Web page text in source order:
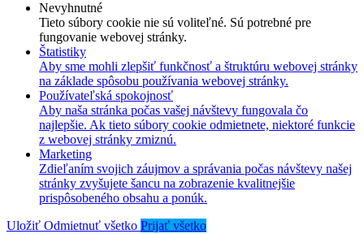
Nevyhnutné
Tieto súbory cookie nie sú voliteľné. Sú potrebné pre
fungovanie webovej stránky.
Štatistiky
Aby sme mohli zlepšiť funkčnosť a štruktúru webovej stránky
na základe spôsobu používania webovej stránky.
Používateľská spokojnosť
Aby naša stránka počas vašej návštevy fungovala čo
najlepšie. Ak tieto súbory cookie odmietnete, niektoré funkcie
z webovej stránky zmiznú.
Marketing
Zdieľaním svojich záujmov a správania počas návštevy našej
stránky zvyšujete šancu na zobrazenie kvalitnejšie
prispôsobeného obsahu a ponúk.
Uložiť Odmietnuť všetko Prijať všetko